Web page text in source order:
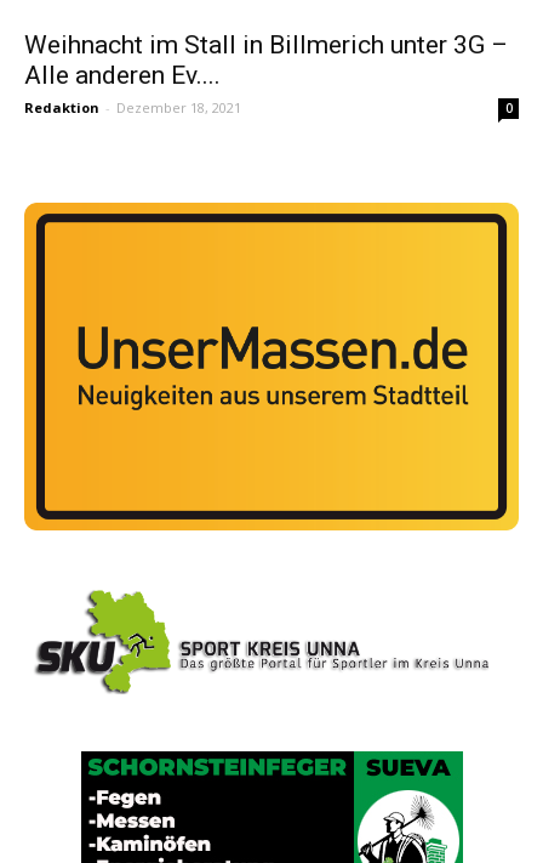
Weihnacht im Stall in Billmerich unter 3G –
Alle anderen Ev....
Redaktion - Dezember 18, 2021 0